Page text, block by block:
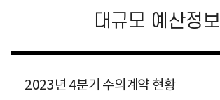
대규모 예산정보
2023년 4분기 수의계약 현황